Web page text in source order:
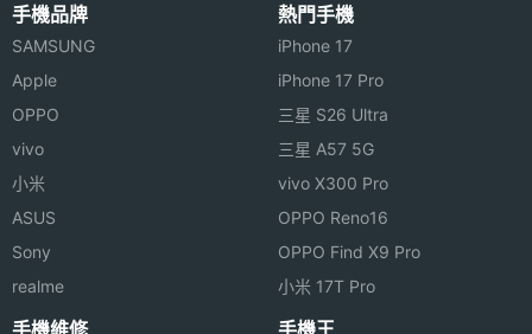
Focalmax SCATI VR ONE Lite 功能特色
◎ 5.5 吋 1,920 x 1,080pixels 解析度
尺寸
主螢幕
解析度
1920x1080 pixels
連接與應用
手機品牌
SAMSUNG
Apple
OPPO
vivo
小米
ASUS
Sony
realme
熱門手機
iPhone 17
iPhone 17 Pro
三星 S26 Ultra
三星 A57 5G
vivo X300 Pro
OPPO Reno16
OPPO Find X9 Pro
小米 17T Pro